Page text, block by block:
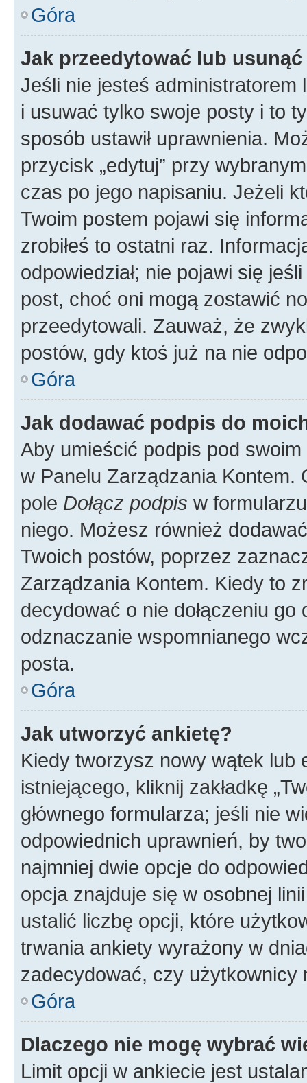
Góra
Jak przeedytować lub
Jeśli nie jesteś
i usuwać tylko swoje posty i to
sposób ustawił uprawnienia.
przycisk „edytuj” przy
czas po jego napisaniu. Jeżeli
Twoim postem pojawi się
zrobiłeś to ostatni raz.
odpowiedział; nie pojawi się
post, choć oni mogą zostawić
przeedytowali. Zauważ, że
postów, gdy ktoś już na nie
Góra
Jak dodawać podpis do
Aby umieścić podpis pod
w Panelu Zarządzania
pole Dołącz podpis w
niego. Możesz również
Twoich postów, poprzez
Zarządzania Kontem. Kiedy to
decydować o nie dołączeniu
odznaczanie wspomnianego
posta.
Góra
Jak utworzyć ankietę?
Kiedy tworzysz nowy wątek lub
istniejącego, kliknij zakładkę
głównego formularza; jeśli nie
odpowiednich uprawnień, by
najmniej dwie opcje do
opcja znajduje się w osobnej
ustalić liczbę opcji, które
trwania ankiety wyrażony w
zadecydować, czy użytkownicy
Góra
Dlaczego nie mogę wybrać
Limit opcji w ankiecie jest